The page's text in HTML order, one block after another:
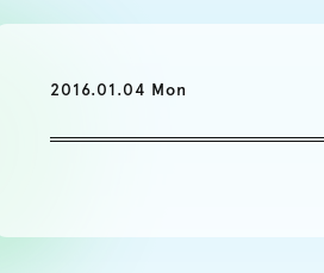
2016.01.04 Mon